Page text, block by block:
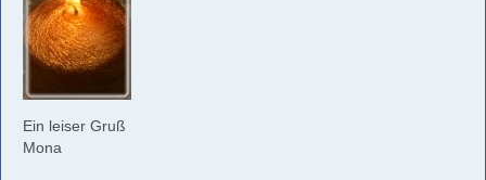
Ein leiser Gruß
Mona